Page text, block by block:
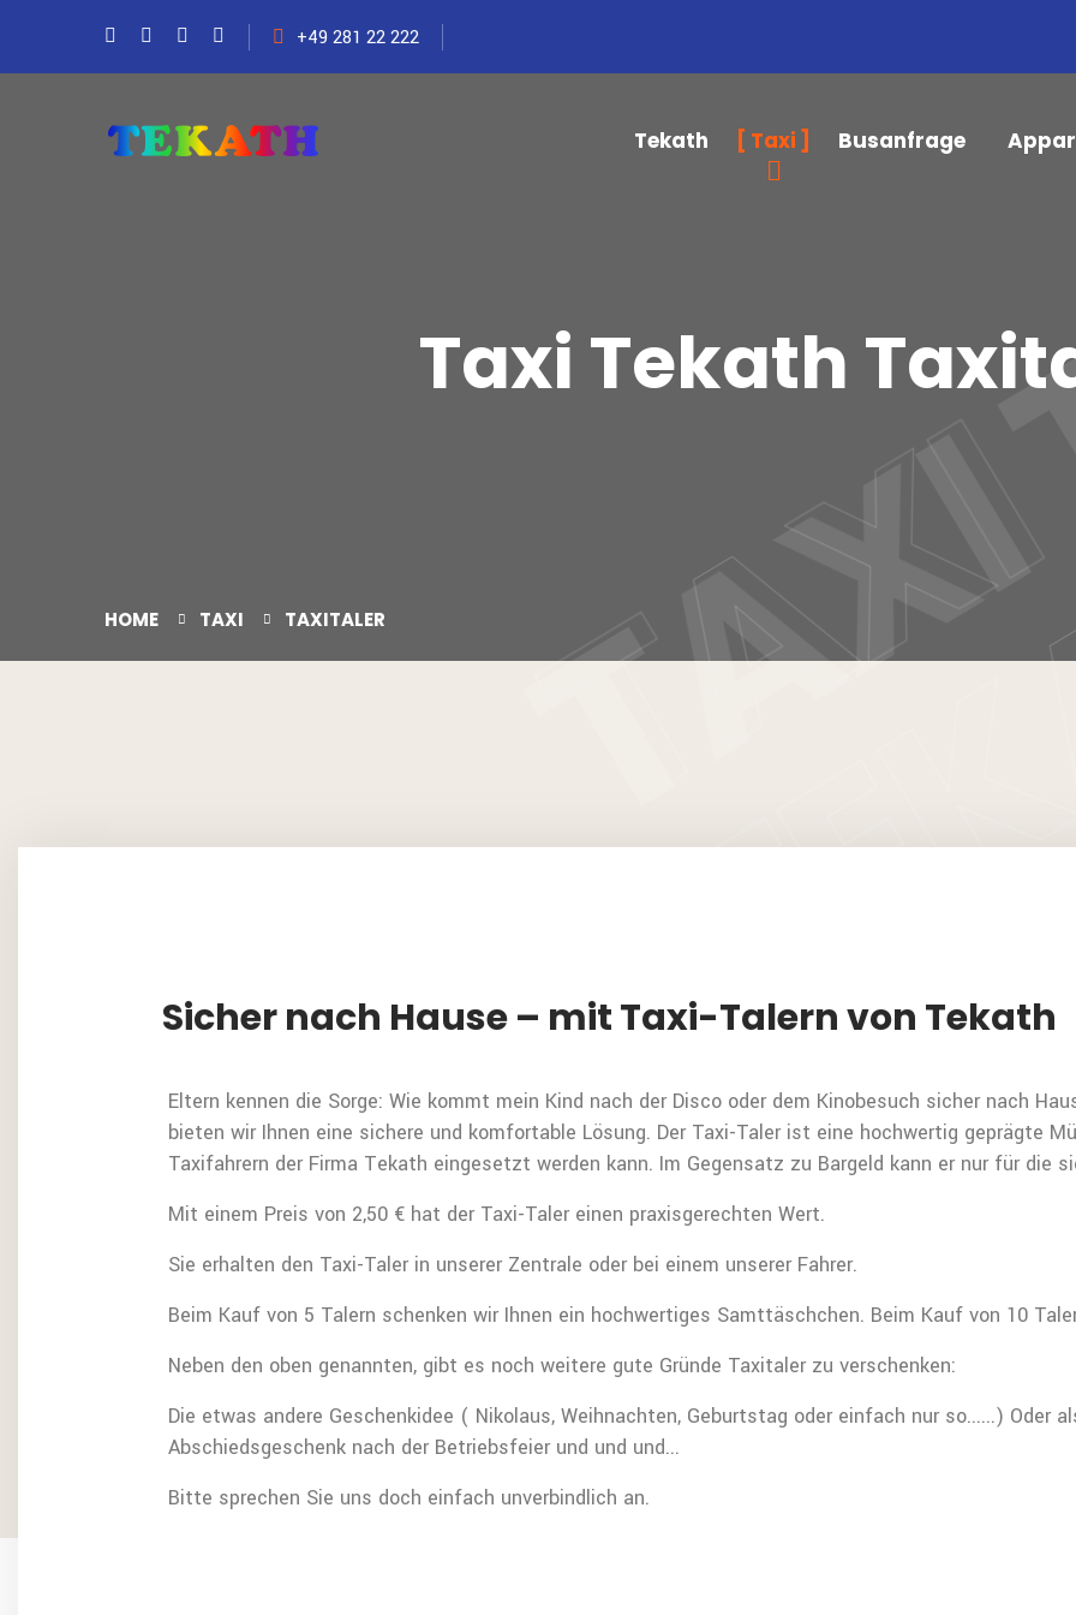
+49 281 22 222
Tekath Taxi Busanfrage
Taxi Tekath
HOME TAXI TAXITALER
Sicher nach Hause – mit Taxi-Talern von Tekath
Eltern kennen die Sorge: Wie kommt mein Kind nach der Disco oder dem Kinobesuch sicher nach
bieten wir Ihnen eine sichere und komfortable Lösung. Der Taxi-Taler ist eine hochwertig geprägte
Taxifahrern der Firma Tekath eingesetzt werden kann. Im Gegensatz zu Bargeld kann er nur für die
Mit einem Preis von 2,50 € hat der Taxi-Taler einen praxisgerechten Wert.
Sie erhalten den Taxi-Taler in unserer Zentrale oder bei einem unserer Fahrer.
Beim Kauf von 5 Talern schenken wir Ihnen ein hochwertiges Samttäschchen. Beim Kauf von 10
Neben den oben genannten, gibt es noch weitere gute Gründe Taxitaler zu verschenken:
Die etwas andere Geschenkidee ( Nikolaus, Weihnachten, Geburtstag oder einfach nur so......) Oder
Abschiedsgeschenk nach der Betriebsfeier und und und...
Bitte sprechen Sie uns doch einfach unverbindlich an.